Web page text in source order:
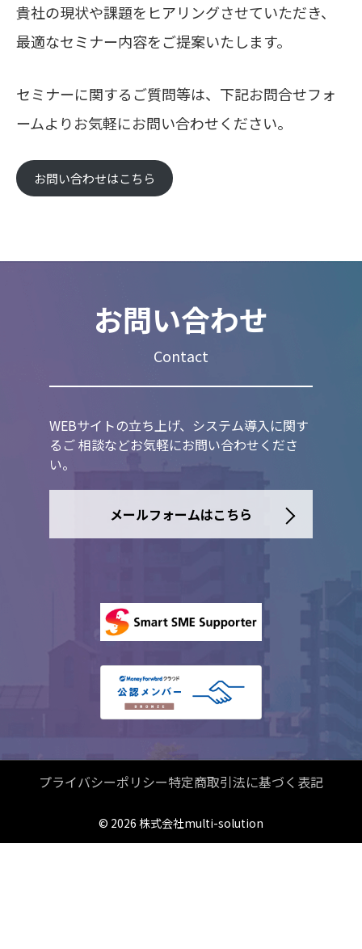
貴社の現状や課題をヒアリングさせていただき、
最適なセミナー内容をご提案いたします。
セミナーに関するご質問等は、下記お問合せフォ
ームよりお気軽にお問い合わせください。
お問い合わせはこちら
お問い合わせ
Contact
WEBサイトの立ち上げ、システム導入に関す
るご 相談などお気軽にお問い合わせくださ
い。
メールフォームはこちら
プライバシーポリシー特定商取引法に基づく表記
© 2026 株式会社multi-solution